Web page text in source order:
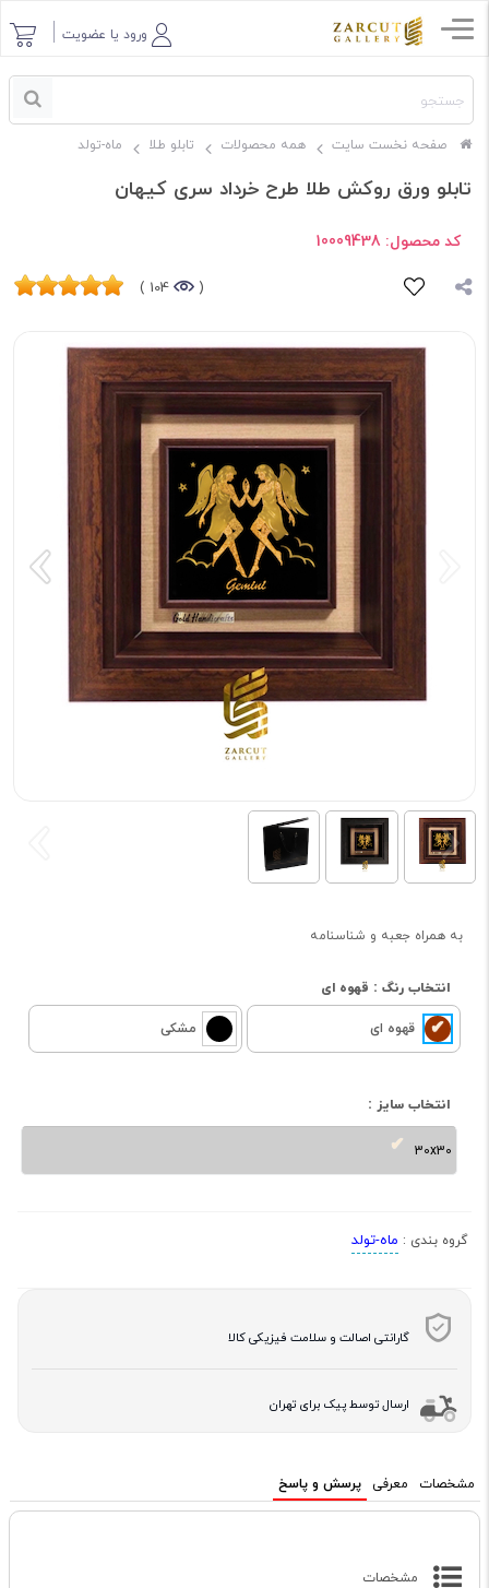
ورود یا عضویت
صفحه نخست سایت همه محصولات تابلو طلا ماه-تولد
تابلو ورق روکش طلا طرح خرداد سری کیهان
کد محصول: 10009438
(
104 )
به همراه جعبه و شناسنامه
انتخاب رنگ : قهوه ای
قهوه ای مشکی
انتخاب سایز :
30x30
گروه بندی : ماه-تولد
گارانتی اصالت و سلامت فیزیکی کالا
ارسال توسط پیک برای تهران
مشخصات معرفی پرسش و پاسخ
مشخصات